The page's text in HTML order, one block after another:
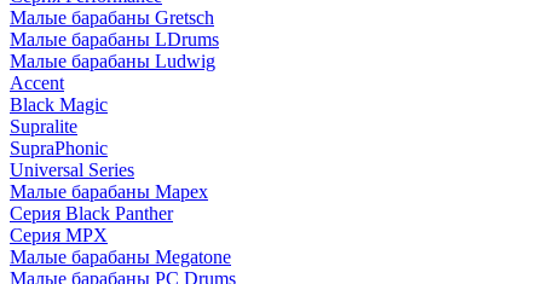
Малые барабаны Gretsch
Малые барабаны LDrums
Малые барабаны Ludwig
Accent
Black Magic
Supralite
SupraPhonic
Universal Series
Малые барабаны Mapex
Серия Black Panther
Серия MPX
Малые барабаны Megatone
Малые барабаны PC Drums